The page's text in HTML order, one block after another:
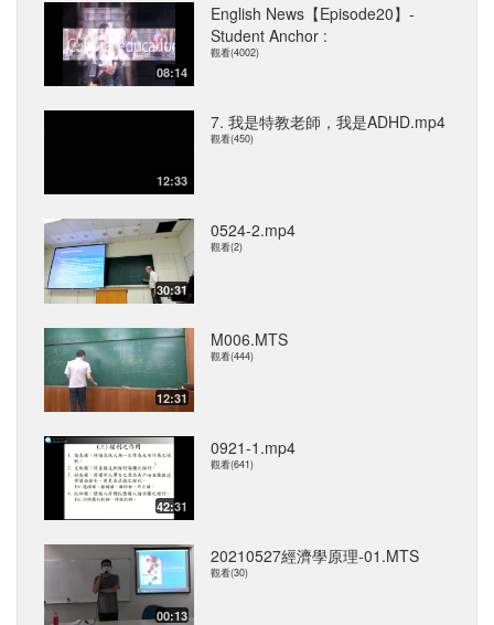
08:14
English News【Episode20】-
Student Anchor :
觀看(4002)
12:33
7. 我是特教老師，我是ADHD.mp4
觀看(450)
30:31
0524-2.mp4
觀看(2)
12:31
M006.MTS
觀看(444)
42:31
0921-1.mp4
觀看(641)
00:13
20210527經濟學原理-01.MTS
觀看(30)